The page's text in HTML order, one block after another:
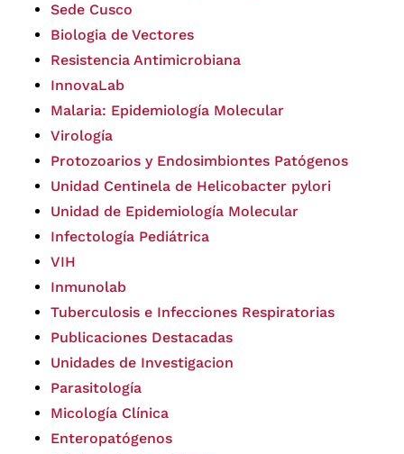
Sede Cusco
Biologia de Vectores
Resistencia Antimicrobiana
InnovaLab
Malaria: Epidemiología Molecular
Virología
Protozoarios y Endosimbiontes Patógenos
Unidad Centinela de Helicobacter pylori
Unidad de Epidemiología Molecular
Infectología Pediátrica
VIH
Inmunolab
Tuberculosis e Infecciones Respiratorias
Publicaciones Destacadas
Unidades de Investigacion
Parasitología
Micología Clínica
Enteropatógenos